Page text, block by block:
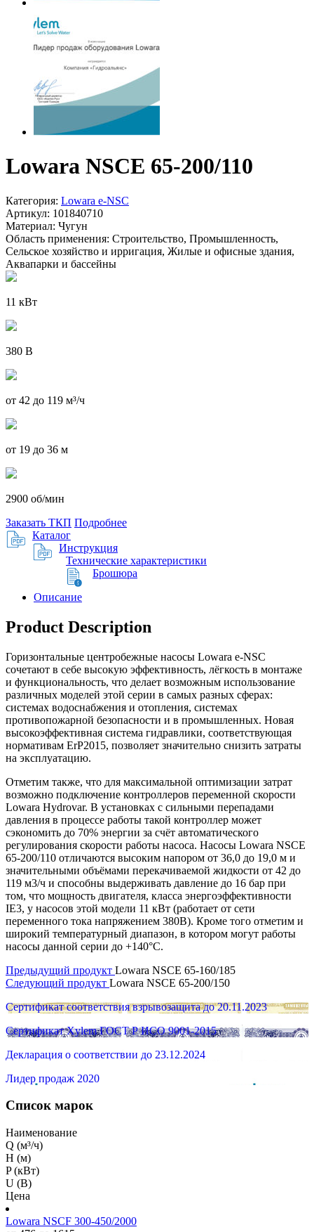
Lowara NSCE 65-200/110
Категория: Lowara e-NSC
Артикул: 101840710
Материал: Чугун
Область применения: Строительство, Промышленность,
Сельское хозяйство и ирригация, Жилые и офисные здания,
Аквапарки и бассейны
11 кВт
380 В
от 42 до 119 м³/ч
от 19 до 36 м
2900 об/мин
Заказать ТКП Подробнее
Каталог
Инструкция
Технические характеристики
Брошюра
Описание
Product Description
Горизонтальные центробежные насосы Lowara e-NSC
сочетают в себе высокую эффективность, лёгкость в монтаже
и функциональность, что делает возможным использование
различных моделей этой серии в самых разных сферах:
системах водоснабжения и отопления, системах
противопожарной безопасности и в промышленных. Новая
высокоэффективная система гидравлики, соответствующая
нормативам ErP2015, позволяет значительно снизить затраты
на эксплуатацию.
Отметим также, что для максимальной оптимизации затрат
возможно подключение контроллеров переменной скорости
Lowara Hydrovar. В установках с сильными перепадами
давления в процессе работы такой контроллер может
сэкономить до 70% энергии за счёт автоматического
регулирования скорости работы насоса. Насосы Lowara NSCE
65-200/110 отличаются высоким напором от 36,0 до 19,0 м и
значительными объёмами перекачиваемой жидкости от 42 до
119 м3/ч и способны выдерживать давление до 16 бар при
том, что мощность двигателя, класса энергоэффективности
IE3, у насосов этой модели 11 кВт (работает от сети
переменного тока напряжением 380В). Кроме того отметим и
широкий температурный диапазон, в котором могут работы
насосы данной серии до +140°C.
Предыдущий продукт Lowara NSCE 65-160/185
Следующий продукт Lowara NSCE 65-200/150
Сертификат соответствия взрывозащита до 20.11.2023
Сертификат Xylem ГОСТ Р ИСО 9001-2015
Декларация о соответствии до 23.12.2024
Лидер продаж 2020
Список марок
Наименование
Q (м³/ч)
H (м)
P (кВт)
U (В)
Цена
Lowara NSCF 300-450/2000